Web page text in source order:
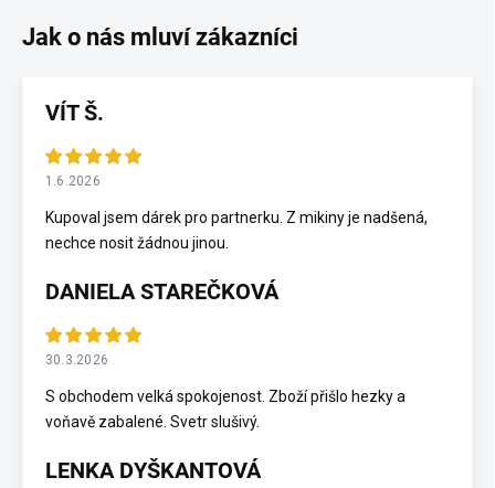
VÍT Š.
1.6.2026
Kupoval jsem dárek pro partnerku. Z mikiny je nadšená,
nechce nosit žádnou jinou.
DANIELA STAREČKOVÁ
30.3.2026
S obchodem velká spokojenost. Zboží přišlo hezky a
voňavě zabalené. Svetr slušivý.
LENKA DYŠKANTOVÁ